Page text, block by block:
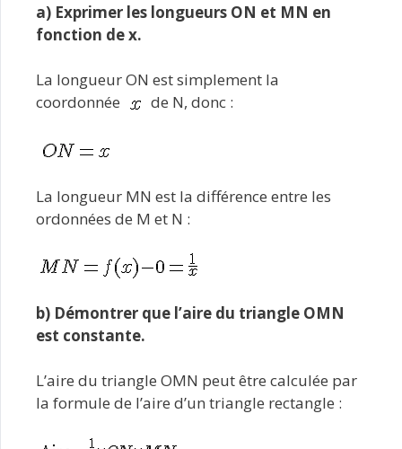
a) Exprimer les longueurs ON et MN en
fonction de x.
La longueur ON est simplement la
coordonnée
de N, donc :
La longueur MN est la différence entre les
ordonnées de M et N :
b) Démontrer que l’aire du triangle OMN
est constante.
L’aire du triangle OMN peut être calculée par
la formule de l’aire d’un triangle rectangle :